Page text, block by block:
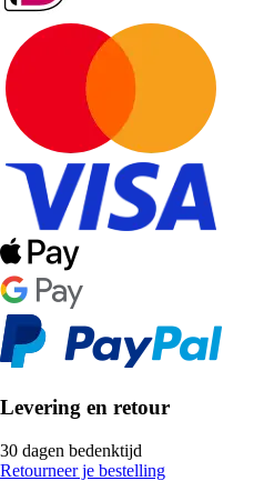
Levering en retour
30 dagen bedenktijd
Retourneer je bestelling